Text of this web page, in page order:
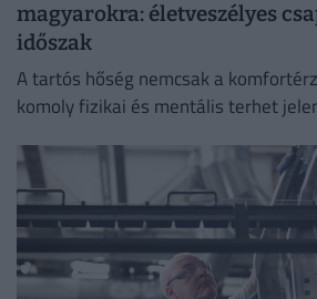
magyarokra: életveszélyes
időszak
A tartós hőség nemcsak a
komoly fizikai és mentális terhet